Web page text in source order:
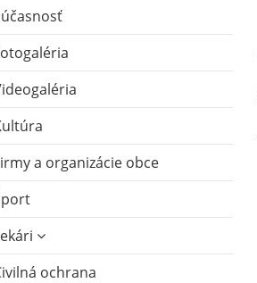
a organizácie obce
ochrana